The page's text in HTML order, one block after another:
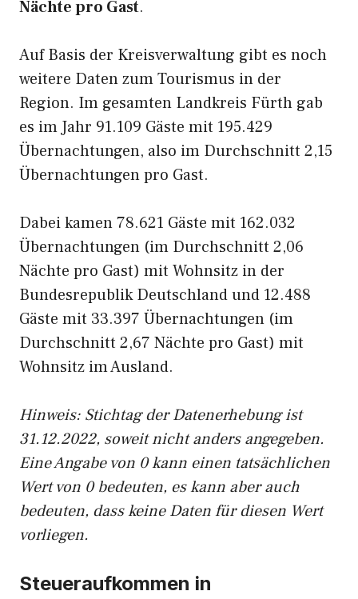
Nächte pro Gast.
Auf Basis der Kreisverwaltung gibt es noch
weitere Daten zum Tourismus in der
Region. Im gesamten Landkreis Fürth gab
es im Jahr 91.109 Gäste mit 195.429
Übernachtungen, also im Durchschnitt 2,15
Übernachtungen pro Gast.
Dabei kamen 78.621 Gäste mit 162.032
Übernachtungen (im Durchschnitt 2,06
Nächte pro Gast) mit Wohnsitz in der
Bundesrepublik Deutschland und 12.488
Gäste mit 33.397 Übernachtungen (im
Durchschnitt 2,67 Nächte pro Gast) mit
Wohnsitz im Ausland.
Hinweis: Stichtag der Datenerhebung ist
31.12.2022, soweit nicht anders angegeben.
Eine Angabe von 0 kann einen tatsächlichen
Wert von 0 bedeuten, es kann aber auch
bedeuten, dass keine Daten für diesen Wert
vorliegen.
Steueraufkommen in